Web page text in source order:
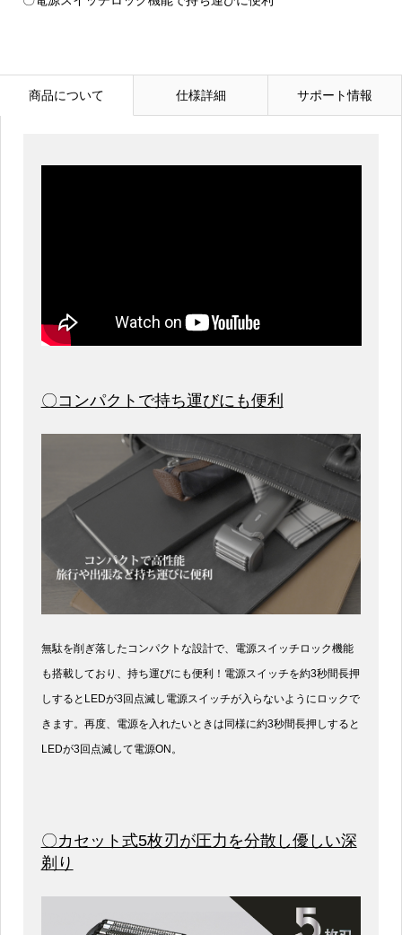
商品について 仕様詳細 サポート情報
〇コンパクトで持ち運びにも便利
無駄を削ぎ落したコンパクトな設計で、電源スイッチロック機能
も搭載しており、持ち運びにも便利！電源スイッチを約3秒間長押
しするとLEDが3回点滅し電源スイッチが入らないようにロックで
きます。再度、電源を入れたいときは同様に約3秒間長押しすると
LEDが3回点滅して電源ON。
〇カセット式5枚刃が圧力を分散し優しい深
剃り